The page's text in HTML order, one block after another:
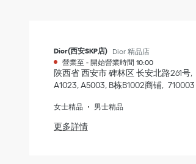
Dior(西安SKP店)
Dior 精品店
營業至 - 開始營業時間 10:00
陕西省西安市碑林区长安北路261号
A1023, A5003, B栋B1002商铺
710003
女士精品 男士精品
更多詳情